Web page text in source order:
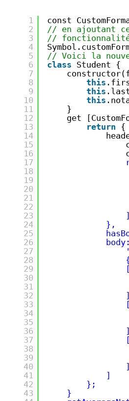
1
2
3
4
5
6
7
8
9
10
11
12
13
14
15
16
17
18
19
20
21
22
23
24
25
26
27
28
29
30
31
32
33
34
35
36
37
38
39
40
41
42
43
const
// en ajoutant
//
// Voici la
class Student {
this
this
this
}
get
return {
},
'
]
};
}